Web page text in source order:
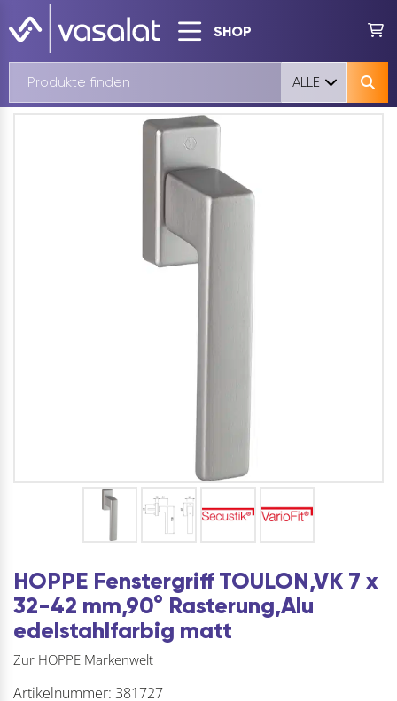
SHOP
ALLE
HOPPE Fenstergriff TOULON,VK 7 x
32-42 mm,90° Rasterung,Alu
edelstahlfarbig matt
Zur HOPPE Markenwelt
Artikelnummer: 381727